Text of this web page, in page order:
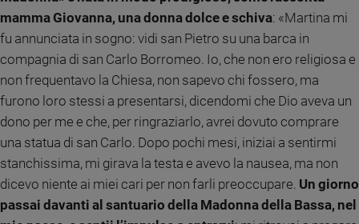
Vai
Video
mamma Giovanna, una donna dolce e schiva: «Martina mi
fu annunciata in sogno: vidi san Pietro su una barca in
compagnia di san Carlo Borromeo. Io, che non ero religiosa e
non frequentavo la Chiesa, non sapevo chi fossero, ma
furono loro stessi a presentarsi, dicendomi che Dio aveva un
dono per me e che, per ringraziarlo, avrei dovuto comprare
una statua di san Carlo. Dopo pochi mesi, iniziai a sentirmi
stanchissima, mi girava la testa e avevo la nausea, ma non
dicevo niente ai miei cari per non farli preoccupare. Un giorno
passai davanti al santuario della Madonna della Bassa, nel